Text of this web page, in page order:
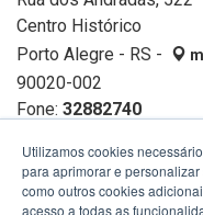
Centro Histórico
Porto Alegre - RS -
90020-002
Fone: 32882740
Utilizamos cookies
para aprimorar e
como outros cookies
acesso a todas as